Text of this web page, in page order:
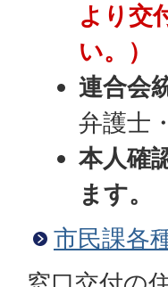
より交
い。）
連合会
弁護士
本人確
ます。
市民課各